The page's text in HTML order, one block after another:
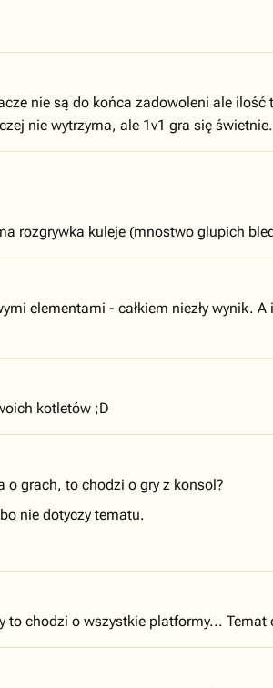
nie są do końca zadowoleni ale
nie wytrzyma, ale 1v1 gra się świetnie.
rozgrywka kuleje (mnostwo glupich
elementami - całkiem niezły wynik.
kotletów ;D
o grach, to chodzi o gry z konsol?
nie dotyczy tematu.
to chodzi o wszystkie platformy...